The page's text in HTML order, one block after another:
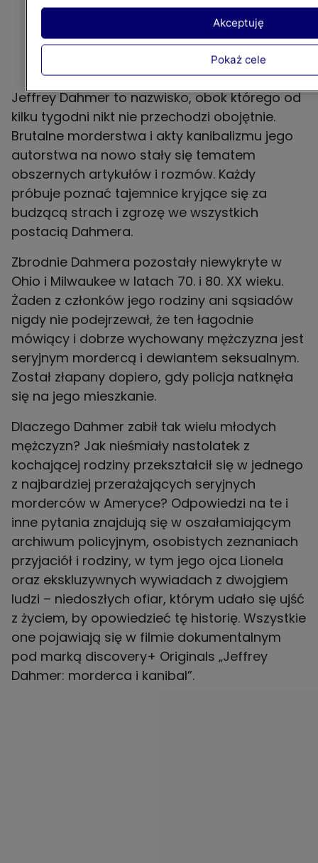
Jeffrey Dahmer to nazwisko, obok którego od
kilku tygodni nikt nie przechodzi obojętnie.
Brutalne morderstwa i akty kanibalizmu jego
autorstwa na nowo stały się tematem
obszernych artykułów i rozmów. Każdy
próbuje poznać tajemnice kryjące się za
budzącą strach i zgrozę we wszystkich
postacią Dahmera.
Zbrodnie Dahmera pozostały niewykryte w
Ohio i Milwaukee w latach 70. i 80. XX wieku.
Żaden z członków jego rodziny ani sąsiadów
nigdy nie podejrzewał, że ten łagodnie
mówiący i dobrze wychowany mężczyzna jest
seryjnym mordercą i dewiantem seksualnym.
Został złapany dopiero, gdy policja natknęła
się na jego mieszkanie.
Dlaczego Dahmer zabił tak wielu młodych
mężczyzn? Jak nieśmiały nastolatek z
kochającej rodziny przekształcił się w jednego
z najbardziej przerażających seryjnych
morderców w Ameryce? Odpowiedzi na te i
inne pytania znajdują się w oszałamiającym
archiwum policyjnym, osobistych zeznaniach
przyjaciół i rodziny, w tym jego ojca Lionela
oraz ekskluzywnych wywiadach z dwojgiem
ludzi – niedoszłych ofiar, którym udało się ujść
z życiem, by opowiedzieć tę historię. Wszystkie
one pojawiają się w filmie dokumentalnym
pod marką discovery+ Originals „Jeffrey
Dahmer: morderca i kanibal”.
Pokaż cele
Akceptuję